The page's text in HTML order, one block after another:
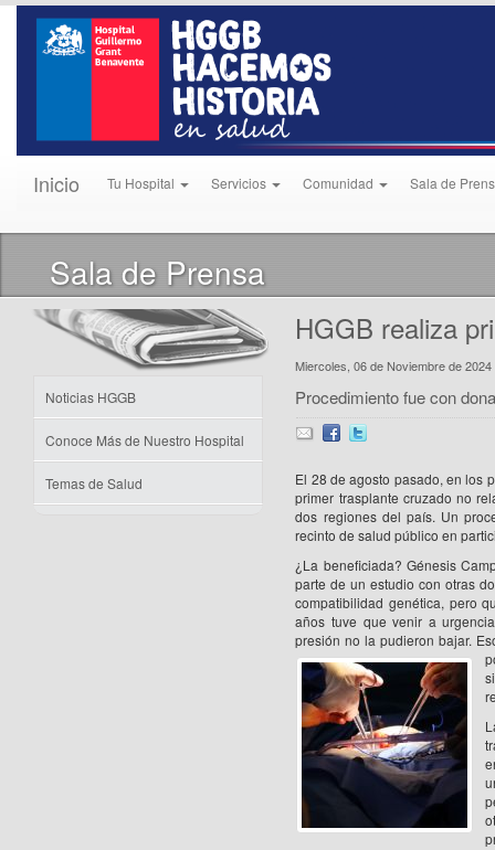
Inicio Tu Hospital Servicios Comunidad Sala de
Sala de Prensa
Noticias HGGB
Conoce Más de Nuestro Hospital
Temas de Salud
HGGB realiza
Miercoles, 06 de Noviembre de 2024
Procedimiento fue con
El 28 de agosto pasado, en los
primer trasplante cruzado no
dos regiones del país. Un
recinto de salud público en
¿La beneficiada? Génesis
parte de un estudio con otras
compatibilidad genética, pero
años tuve que venir a
presión no la pudieron bajar.